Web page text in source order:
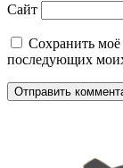
Сайт
Сохранить моё
последующих